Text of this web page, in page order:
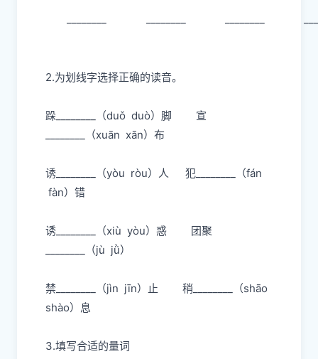
2.为划线字选择正确的读音。
跺 ________（duǒ duò）脚 宣
________（xuān xān）布
诱 ________（yòu ròu）人 犯 ________（fán
fàn）错
诱 ________（xiù yòu）惑 团聚
________（jù jǜ）
禁 ________（jìn jīn）止 稍 ________（shāo
shào）息
3.填写合适的量词